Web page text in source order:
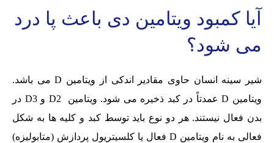
آیا کمبود ویتامین دی باعث پا درد
می شود؟
شیر سینه انسان حاوی مقادیر اندکی از ویتامین D می باشد.
ویتامین D عمدتاً در کبد ذخیره می شود. ویتامین D2 و D3 در
بدن فعال نیستند. هر دو نوع باید توسط کبد و کلیه ها به شکل
فعالی به نام ویتامین D فعال یا کلسیتریول پردازش (متابولیزه)